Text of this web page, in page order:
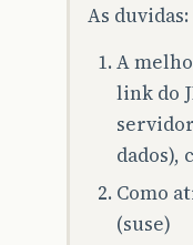
As duvidas:
A
link do
dados),
Como
(suse)